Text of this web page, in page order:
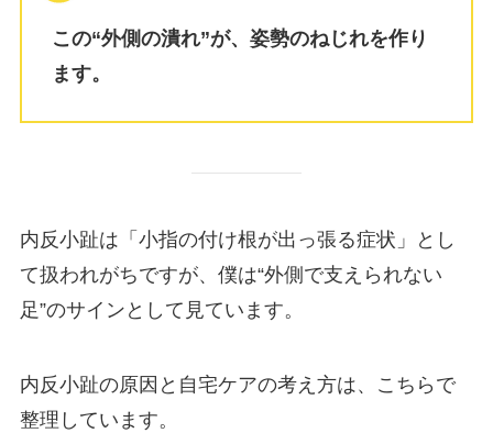
この“外側の潰れ”が、姿勢のねじれを作り
ます。
内反小趾は「小指の付け根が出っ張る症状」とし
て扱われがちですが、僕は“外側で支えられない
足”のサインとして見ています。
内反小趾の原因と自宅ケアの考え方は、こちらで
整理しています。